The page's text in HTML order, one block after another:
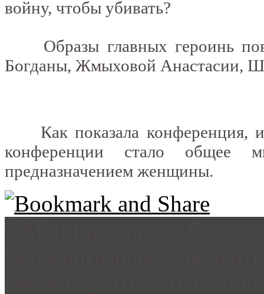
войну, чтобы убивать?
Образы главных героинь
Богданы, Жмыховой Анастасии,
Как показала конференция,
конференции стало общее
предназначением женщины.